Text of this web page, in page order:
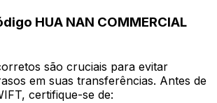
HUA NAN COMMERCIAL
são cruciais para evitar
em suas transferências. Antes de
certifique-se de: